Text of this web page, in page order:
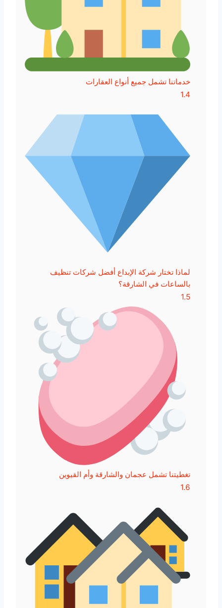
خدماتنا تشمل جميع أنواع العقارات
1.4
لماذا تختار شركة الإبداع أفضل شركات تنظيف
بالساعات في الشارقة؟
1.5
تغطيتنا تشمل عجمان والشارقة وأم القيوين
1.6